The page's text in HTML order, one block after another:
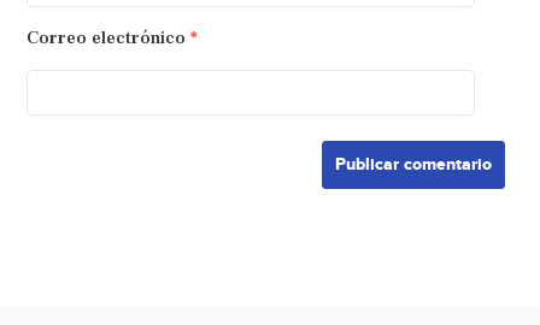
Correo electrónico *